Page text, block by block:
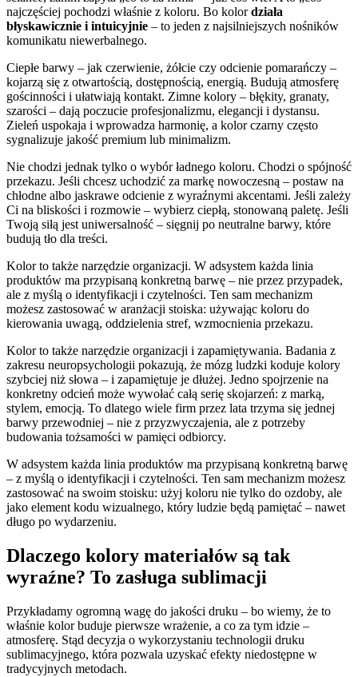
najczęściej pochodzi właśnie z koloru. Bo kolordziała
błyskawicznie i intuicyjnie – to jeden z najsilniejszych nośników
komunikatu niewerbalnego.
Ciepłe barwy – jak czerwienie, żółcie czy odcienie pomarańczy –
kojarzą się z otwartością, dostępnością, energią. Budują atmosferę
gościnności i ułatwiają kontakt. Zimne kolory – błękity, granaty,
szarości – dają poczucie profesjonalizmu, elegancji i dystansu.
Zieleń uspokaja i wprowadza harmonię, a kolor czarny często
sygnalizuje jakość premium lub minimalizm.
Nie chodzi jednak tylko o wybór ładnego koloru. Chodzi o spójność
przekazu. Jeśli chcesz uchodzić za markę nowoczesną – postaw na
chłodne albo jaskrawe odcienie z wyraźnymi akcentami. Jeśli zależy
Ci na bliskości i rozmowie – wybierz ciepłą, stonowaną paletę. Jeśli
Twoją siłą jest uniwersalność – sięgnij po neutralne barwy, które
budują tło dla treści.
Kolor to także narzędzie organizacji. W adsystem każda linia
produktów ma przypisaną konkretną barwę – nie przez przypadek,
ale z myślą o identyfikacji i czytelności. Ten sam mechanizm
możesz zastosować w aranżacji stoiska: używając koloru do
kierowania uwagą, oddzielenia stref, wzmocnienia przekazu.
Kolor to także narzędzie organizacji i zapamiętywania. Badania z
zakresu neuropsychologii pokazują, że mózg ludzki koduje kolory
szybciej niż słowa – i zapamiętuje je dłużej. Jedno spojrzenie na
konkretny odcień może wywołać całą serię skojarzeń: z marką,
stylem, emocją. To dlatego wiele firm przez lata trzyma się jednej
barwy przewodniej – nie z przyzwyczajenia, ale z potrzeby
budowania tożsamości w pamięci odbiorcy.
W adsystem każda linia produktów ma przypisaną konkretną barwę
– z myślą o identyfikacji i czytelności. Ten sam mechanizm możesz
zastosować na swoim stoisku: użyj koloru nie tylko do ozdoby, ale
jako element kodu wizualnego, który ludzie będą pamiętać – nawet
długo po wydarzeniu.
Dlaczego kolory materiałów są tak
wyraźne? To zasługa sublimacji
Przykładamy ogromną wagę do jakości druku – bo wiemy, że to
właśnie kolor buduje pierwsze wrażenie, a co za tym idzie –
atmosferę. Stąd decyzja o wykorzystaniu technologii druku
sublimacyjnego, która pozwala uzyskać efekty niedostępne w
tradycyjnych metodach.